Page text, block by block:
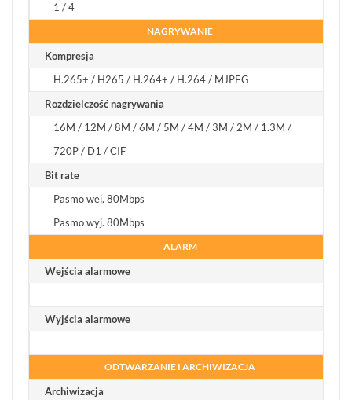
1 / 4
NAGRYWANIE
Kompresja
H.265+ / H265 / H.264+ / H.264 / MJPEG
Rozdzielczość nagrywania
16M / 12M / 8M / 6M / 5M / 4M / 3M / 2M / 1.3M /
720P / D1 / CIF
Bit rate
Pasmo wej. 80Mbps
Pasmo wyj. 80Mbps
ALARM
Wejścia alarmowe
-
Wyjścia alarmowe
-
ODTWARZANIE I ARCHIWIZACJA
Archiwizacja